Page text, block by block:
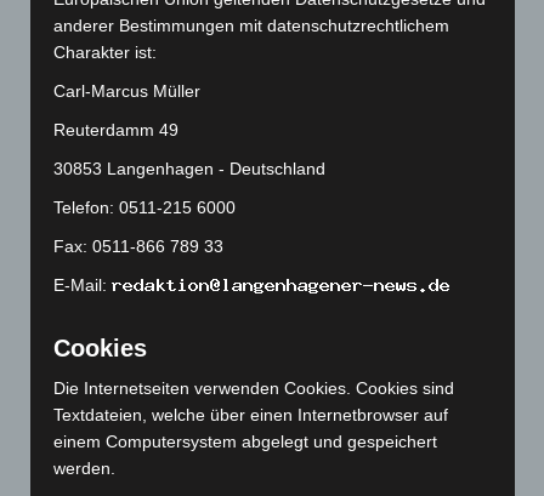
September 2025(93)
August 2025
Februar 2025(96)
Januar 2025(88)
Oktober 2024
(93)
September 2024(112)
August 2024
anderer Bestimmungen mit datenschutzrechtlichem
Charakter ist:
Carl-Marcus Müller
Reuterdamm 49
30853 Langenhagen - Deutschland
Telefon: 0511-215 6000
Fax: 0511-866 789 33
E-Mail:
Cookies
Die Internetseiten verwenden Cookies. Cookies sind
Textdateien, welche über einen Internetbrowser auf
einem Computersystem abgelegt und gespeichert
werden.